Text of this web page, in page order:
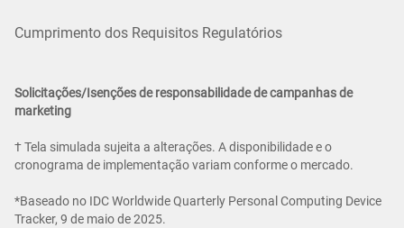
Cumprimento dos Requisitos Regulatórios
Solicitações/Isenções de responsabilidade de campanhas de
marketing
† Tela simulada sujeita a alterações. A disponibilidade e o
cronograma de implementação variam conforme o mercado.
*Baseado no IDC Worldwide Quarterly Personal Computing Device
Tracker, 9 de maio de 2025.